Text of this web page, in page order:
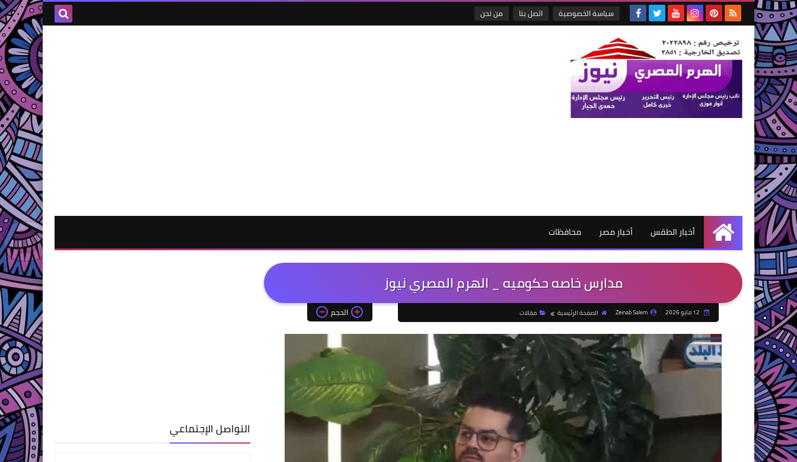
سياسة الخصوصية اتصل بنا من نحن
الرئيسية
أخبار الطقس أخبار مصر محافظات
مدارس خاصه حكوميه _ الهرم المصري نيوز
Zeinab Salem الصفحة الرئيسية مقالات الحجم
التواصل الإجتماعي